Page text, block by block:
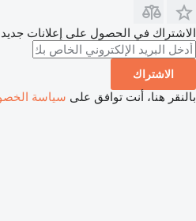
الاشتراك في الحصول على إعلانات
الاشتراك
بالنقر هنا، أنت توافق على سياسة